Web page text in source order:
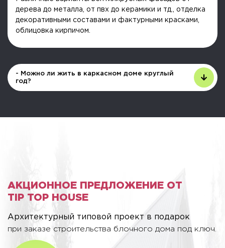
дерева до металла, от пвх до керамики и тд., отделка
декоративными составами и фактурными красками,
облицовка кирпичом.
- Можно ли жить в каркасном доме круглый
год?
АКЦИОННОЕ ПРЕДЛОЖЕНИЕ ОТ
TIP TOP HOUSE
Архитектурный типовой проект в подарок
при заказе строительства блочного дома под ключ.